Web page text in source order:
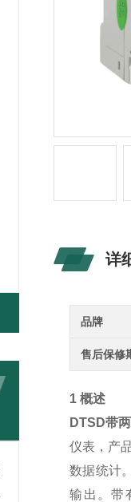
详
品牌
售后保修
1 概述
DTSD带
仪表，产
数据统计
输出。带